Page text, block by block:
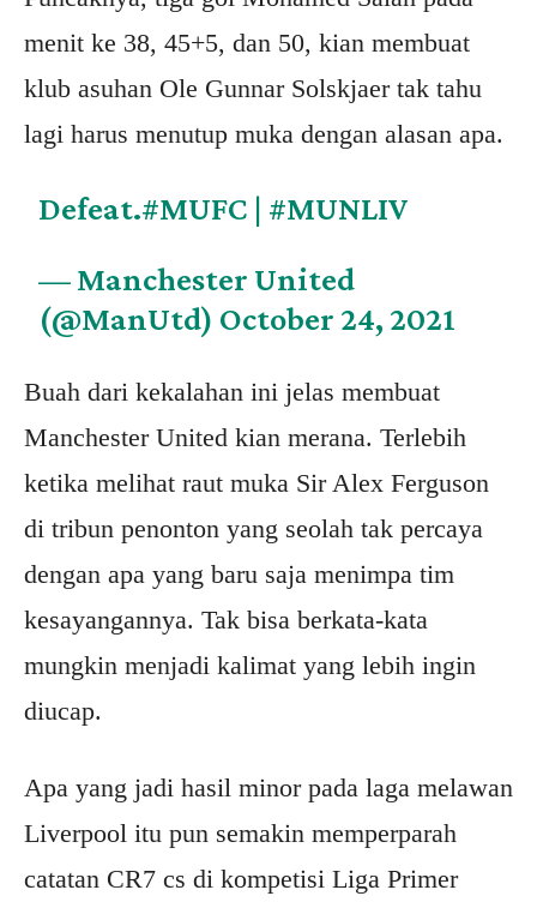
menit ke 38, 45+5, dan 50, kian membuat
klub asuhan Ole Gunnar Solskjaer tak tahu
lagi harus menutup muka dengan alasan apa.
Defeat.#MUFC | #MUNLIV
— Manchester United
(@ManUtd) October 24, 2021
Buah dari kekalahan ini jelas membuat
Manchester United kian merana. Terlebih
ketika melihat raut muka Sir Alex Ferguson
di tribun penonton yang seolah tak percaya
dengan apa yang baru saja menimpa tim
kesayangannya. Tak bisa berkata-kata
mungkin menjadi kalimat yang lebih ingin
diucap.
Apa yang jadi hasil minor pada laga melawan
Liverpool itu pun semakin memperparah
catatan CR7 cs di kompetisi Liga Primer